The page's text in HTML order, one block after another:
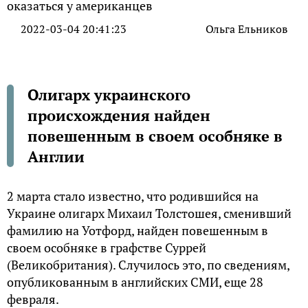
2022-03-04 20:41:23 Ольга Ельников
Олигарх украинского
происхождения найден
повешенным в своем особняке в
Англии
2 марта стало известно, что родившийся на
Украине олигарх Михаил Толстошея, сменивший
фамилию на Уотфорд, найден повешенным в
своем особняке в графстве Суррей
(Великобритания). Случилось это, по сведениям,
опубликованным в английских СМИ, еще 28
февраля.